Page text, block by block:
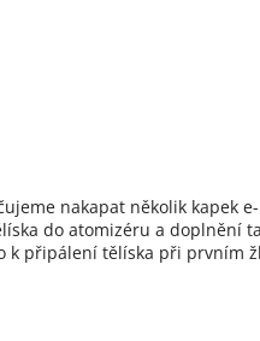
nakapat několik kapek
do atomizéru a doplnění
k připálení tělíska při prvním